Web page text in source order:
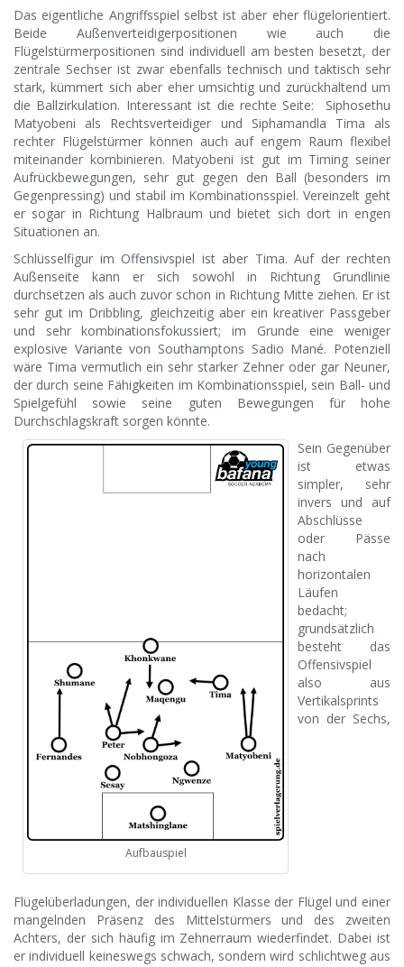
Das eigentliche Angriffsspiel selbst ist aber eher flügelorientiert.
Beide Außenverteidigerpositionen wie auch die
Flügelstürmerpositionen sind individuell am besten besetzt, der
zentrale Sechser ist zwar ebenfalls technisch und taktisch sehr
stark, kümmert sich aber eher umsichtig und zurückhaltend um
die Ballzirkulation. Interessant ist die rechte Seite: Siphosethu
Matyobeni als Rechtsverteidiger und Siphamandla Tima als
rechter Flügelstürmer können auch auf engem Raum flexibel
miteinander kombinieren. Matyobeni ist gut im Timing seiner
Aufrückbewegungen, sehr gut gegen den Ball (besonders im
Gegenpressing) und stabil im Kombinationsspiel. Vereinzelt geht
er sogar in Richtung Halbraum und bietet sich dort in engen
Situationen an.
Schlüsselfigur im Offensivspiel ist aber Tima. Auf der rechten
Außenseite kann er sich sowohl in Richtung Grundlinie
durchsetzen als auch zuvor schon in Richtung Mitte ziehen. Er ist
sehr gut im Dribbling, gleichzeitig aber ein kreativer Passgeber
und sehr kombinationsfokussiert; im Grunde eine weniger
explosive Variante von Southamptons Sadio Mané. Potenziell
wäre Tima vermutlich ein sehr starker Zehner oder gar Neuner,
der durch seine Fähigkeiten im Kombinationsspiel, sein Ball- und
Spielgefühl sowie seine guten Bewegungen für hohe
Durchschlagskraft sorgen könnte.
Aufbauspiel
Sein Gegenüber
ist etwas
simpler, sehr
invers und auf
Abschlüsse
oder Pässe
nach
horizontalen
Läufen
bedacht;
grundsätzlich
besteht das
Offensivspiel
also aus
Vertikalsprints
von der Sechs,
Flügelüberladungen, der individuellen Klasse der Flügel und einer
mangelnden Präsenz des Mittelstürmers und des zweiten
Achters, der sich häufig im Zehnerraum wiederfindet. Dabei ist
er individuell keineswegs schwach, sondern wird schlichtweg aus